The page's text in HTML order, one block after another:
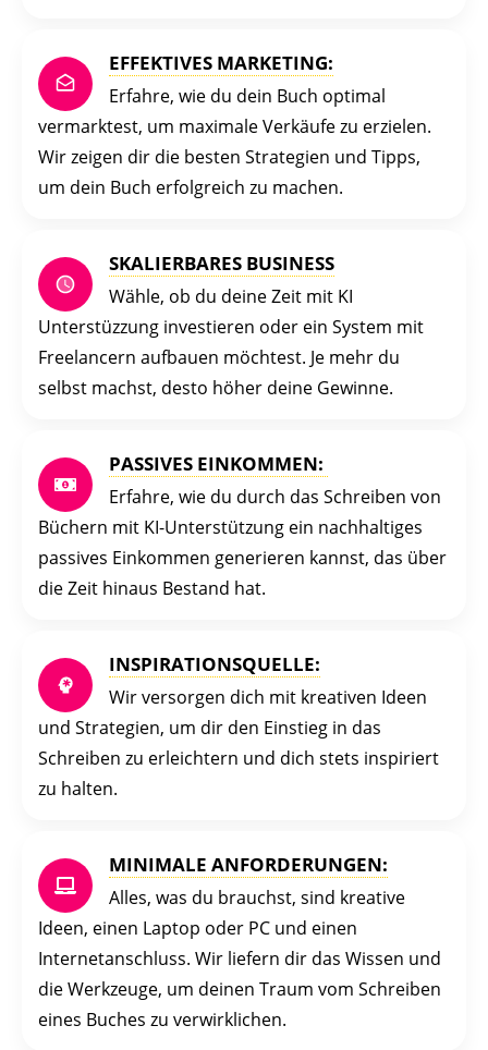
EFFEKTIVES MARKETING:
Erfahre, wie du dein Buch optimal
vermarktest, um maximale Verkäufe zu erzielen.
Wir zeigen dir die besten Strategien und Tipps,
um dein Buch erfolgreich zu machen.
SKALIERBARES BUSINESS
Wähle, ob du deine Zeit mit KI
Unterstüzzung investieren oder ein System mit
Freelancern aufbauen möchtest. Je mehr du
selbst machst, desto höher deine Gewinne.
PASSIVES EINKOMMEN:
Erfahre, wie du durch das Schreiben von
Büchern mit KI-Unterstützung ein nachhaltiges
passives Einkommen generieren kannst, das über
die Zeit hinaus Bestand hat.
INSPIRATIONSQUELLE:
Wir versorgen dich mit kreativen Ideen
und Strategien, um dir den Einstieg in das
Schreiben zu erleichtern und dich stets inspiriert
zu halten.
MINIMALE ANFORDERUNGEN:
Alles, was du brauchst, sind kreative
Ideen, einen Laptop oder PC und einen
Internetanschluss. Wir liefern dir das Wissen und
die Werkzeuge, um deinen Traum vom Schreiben
eines Buches zu verwirklichen.